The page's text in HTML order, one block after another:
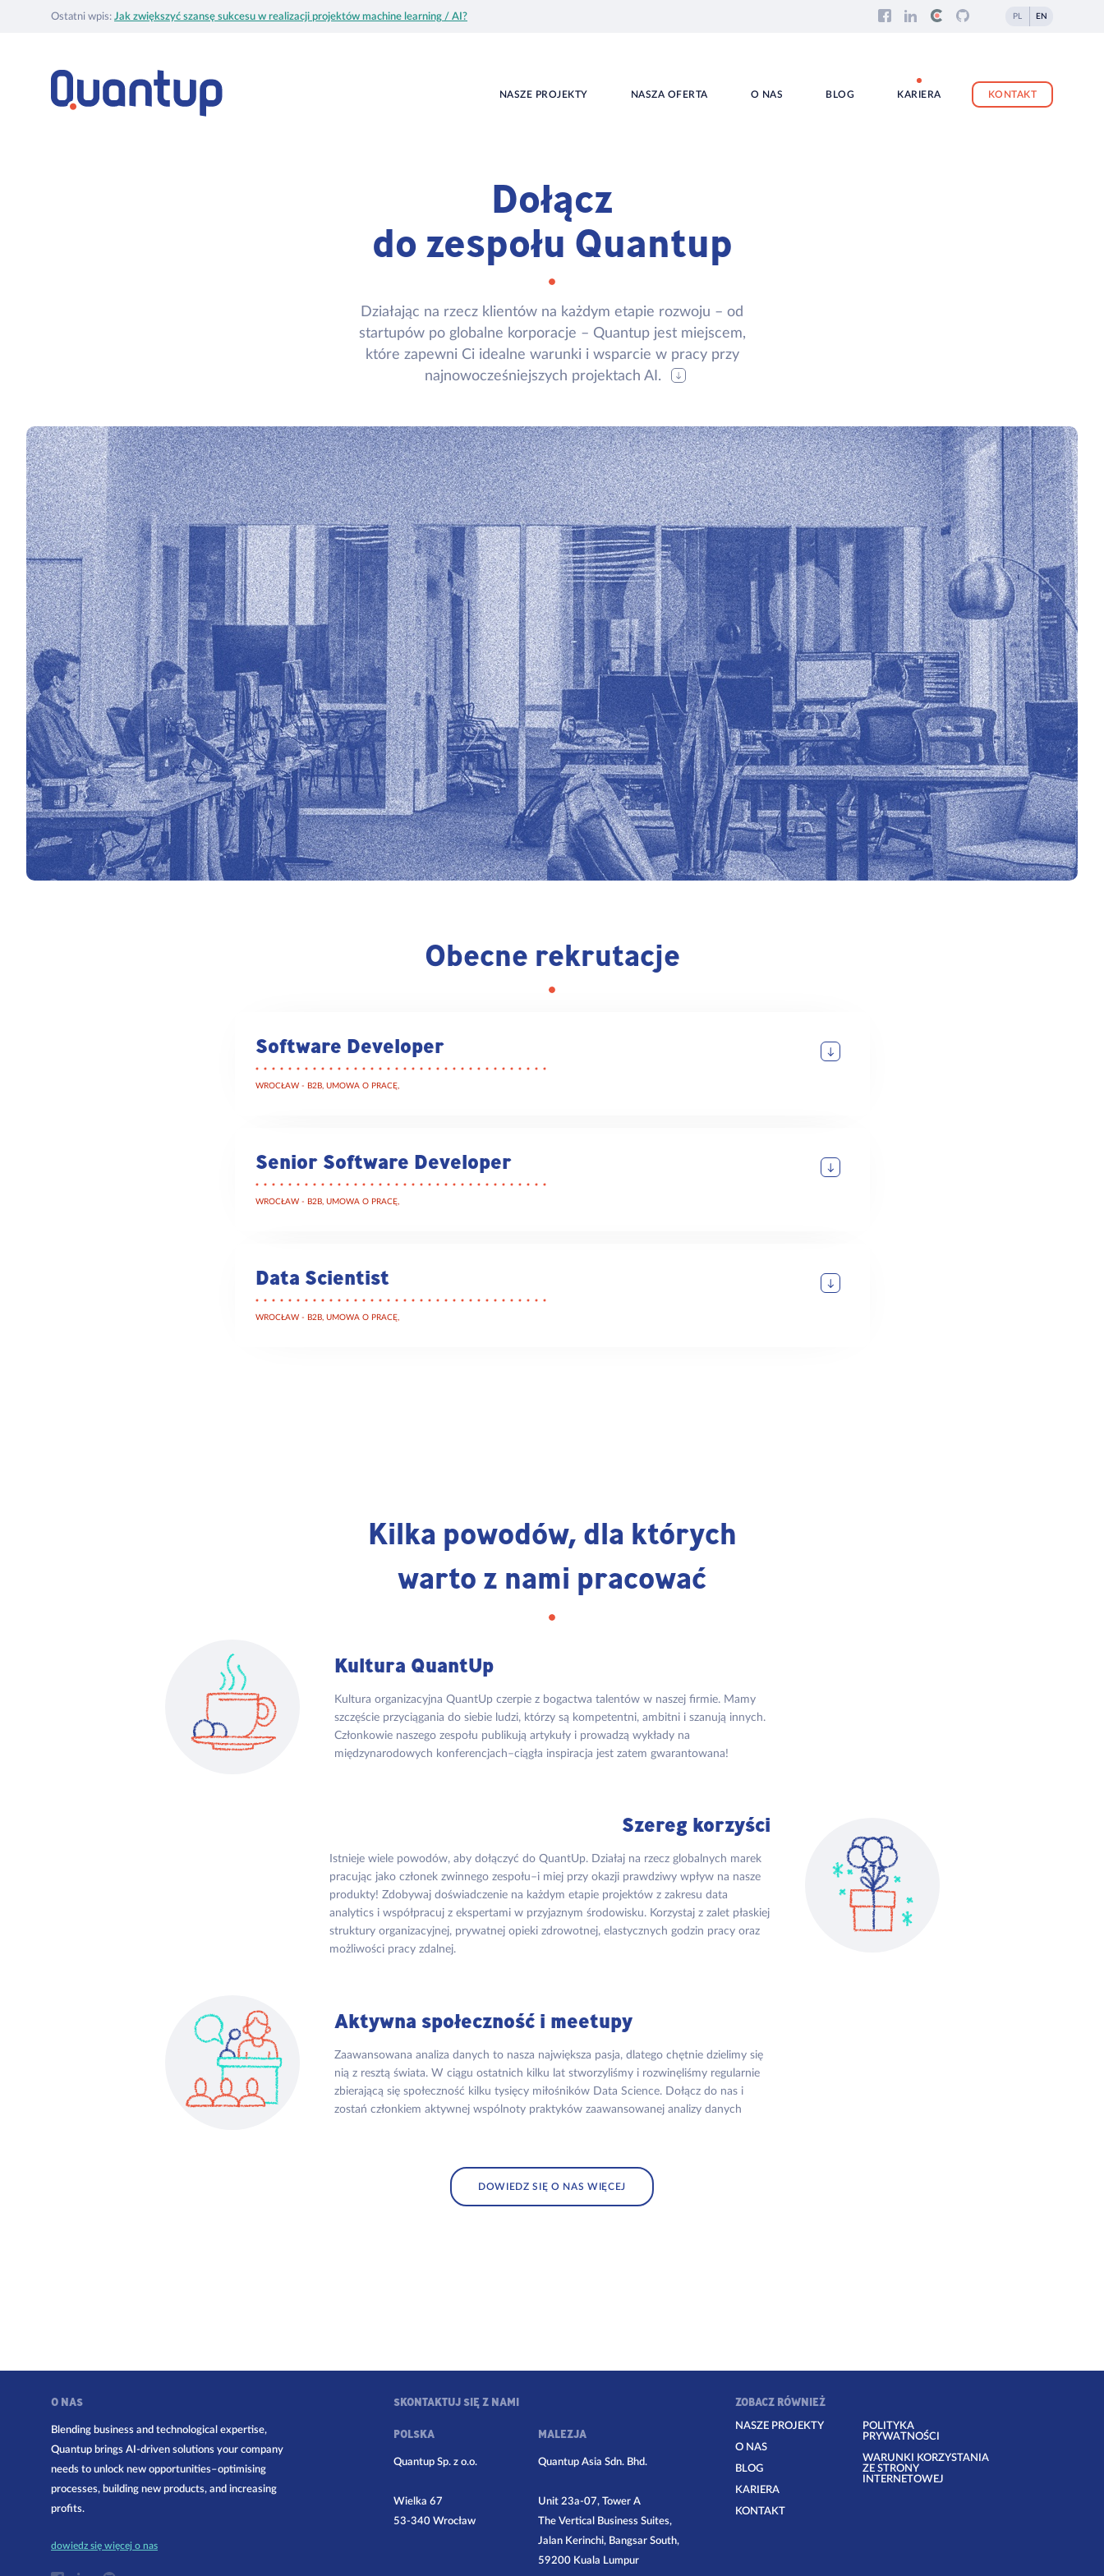
Ostatni wpis: Jak zwiększyć szansę sukcesu w realizacji projektów machine learning / AI? PL EN
NASZE PROJEKTY NASZA OFERTA O NAS BLOG KARIERA KONTAKT
Dołącz
do zespołu Quantup
Działając na rzecz klientów na każdym etapie rozwoju – od
startupów po globalne korporacje – Quantup jest miejscem,
które zapewni Ci idealne warunki i wsparcie w pracy przy
najnowocześniejszych projektach AI.
Obecne rekrutacje
Software Developer
WROCŁAW - B2B, UMOWA O PRACĘ,
Senior Software Developer
WROCŁAW - B2B, UMOWA O PRACĘ,
Data Scientist
WROCŁAW - B2B, UMOWA O PRACĘ,
Kilka powodów, dla których
warto z nami pracować
Kultura QuantUp
Kultura organizacyjna QuantUp czerpie z bogactwa talentów w naszej firmie. Mamy
szczęście przyciągania do siebie ludzi, którzy są kompetentni, ambitni i szanują innych.
Członkowie naszego zespołu publikują artykuły i prowadzą wykłady na
międzynarodowych konferencjach–ciągła inspiracja jest zatem gwarantowana!
Szereg korzyści
Istnieje wiele powodów, aby dołączyć do QuantUp. Działaj na rzecz globalnych marek
pracując jako członek zwinnego zespołu–i miej przy okazji prawdziwy wpływ na nasze
produkty! Zdobywaj doświadczenie na każdym etapie projektów z zakresu data
analytics i współpracuj z ekspertami w przyjaznym środowisku. Korzystaj z zalet płaskiej
struktury organizacyjnej, prywatnej opieki zdrowotnej, elastycznych godzin pracy oraz
możliwości pracy zdalnej.
Aktywna społeczność i meetupy
Zaawansowana analiza danych to nasza największa pasja, dlatego chętnie dzielimy się
nią z resztą świata. W ciągu ostatnich kilku lat stworzyliśmy i rozwinęliśmy regularnie
zbierającą się społeczność kilku tysięcy miłośników Data Science. Dołącz do nas i
zostań członkiem aktywnej wspólnoty praktyków zaawansowanej analizy danych
DOWIEDZ SIĘ O NAS WIĘCEJ
O NAS
Blending business and technological expertise,
Quantup brings AI-driven solutions your company
needs to unlock new opportunities–optimising
processes, building new products, and increasing
profits.
dowiedz się więcej o nas
SKONTAKTUJ SIĘ Z NAMI
POLSKA
Quantup Sp. z o.o.
Wielka 67
53-340 Wrocław
MALEZJA
Quantup Asia Sdn. Bhd.
Unit 23a-07, Tower A
The Vertical Business Suites,
Jalan Kerinchi, Bangsar South,
59200 Kuala Lumpur
ZOBACZ RÓWNIEŻ
NASZE PROJEKTY
O NAS
BLOG
KARIERA
KONTAKT
POLITYKA
PRYWATNOŚCI
WARUNKI KORZYSTANIA
ZE STRONY
INTERNETOWEJ